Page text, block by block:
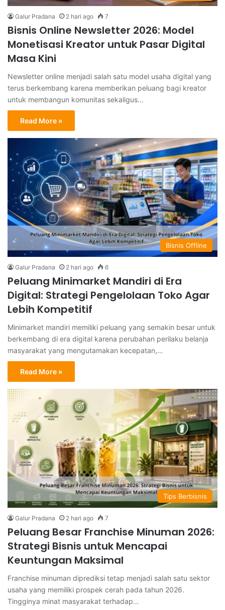
Galur Pradana 2 hari ago 7
Bisnis Online Newsletter 2026: Model
Monetisasi Kreator untuk Pasar Digital
Masa Kini
Newsletter online menjadi salah satu model usaha digital yang
terus berkembang karena memberikan peluang bagi kreator
untuk membangun komunitas sekaligus…
Read More »
Bisnis Offline
Galur Pradana 2 hari ago 6
Peluang Minimarket Mandiri di Era
Digital: Strategi Pengelolaan Toko Agar
Lebih Kompetitif
Minimarket mandiri memiliki peluang yang semakin besar untuk
berkembang di era digital karena perubahan perilaku belanja
masyarakat yang mengutamakan kecepatan,…
Read More »
Tips Berbisnis
Galur Pradana 2 hari ago 7
Peluang Besar Franchise Minuman 2026:
Strategi Bisnis untuk Mencapai
Keuntungan Maksimal
Franchise minuman diprediksi tetap menjadi salah satu sektor
usaha yang memiliki prospek cerah pada tahun 2026.
Tingginya minat masyarakat terhadap…